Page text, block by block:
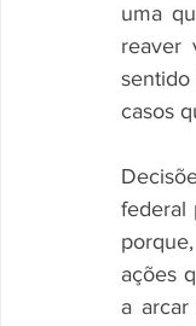
uma
reaver
casos
federal
ações
a